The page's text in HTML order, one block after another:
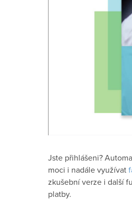
Jste přihlášeni?
moci i nadále využívat
zkušební verze i další
platby.